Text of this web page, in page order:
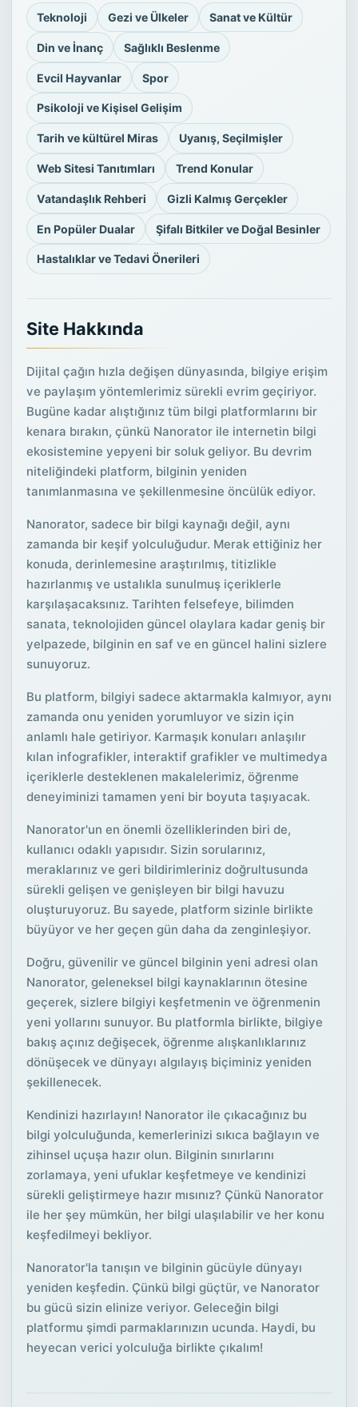
Teknoloji Gezi ve Ülkeler Sanat ve Kültür
Din ve İnanç Sağlıklı Beslenme
Evcil Hayvanlar Spor
Psikoloji ve Kişisel Gelişim
Tarih ve kültürel Miras Uyanış, Seçilmişler
Web Sitesi Tanıtımları Trend Konular
Vatandaşlık Rehberi Gizli Kalmış Gerçekler
En Popüler Dualar Şifalı Bitkiler ve Doğal Besinler
Hastalıklar ve Tedavi Önerileri
Site Hakkında
Dijital çağın hızla değişen dünyasında, bilgiye erişim
ve paylaşım yöntemlerimiz sürekli evrim geçiriyor.
Bugüne kadar alıştığınız tüm bilgi platformlarını bir
kenara bırakın, çünkü Nanorator ile internetin bilgi
ekosistemine yepyeni bir soluk geliyor. Bu devrim
niteliğindeki platform, bilginin yeniden
tanımlanmasına ve şekillenmesine öncülük ediyor.
Nanorator, sadece bir bilgi kaynağı değil, aynı
zamanda bir keşif yolculuğudur. Merak ettiğiniz her
konuda, derinlemesine araştırılmış, titizlikle
hazırlanmış ve ustalıkla sunulmuş içeriklerle
karşılaşacaksınız. Tarihten felsefeye, bilimden
sanata, teknolojiden güncel olaylara kadar geniş bir
yelpazede, bilginin en saf ve en güncel halini sizlere
sunuyoruz.
Bu platform, bilgiyi sadece aktarmakla kalmıyor, aynı
zamanda onu yeniden yorumluyor ve sizin için
anlamlı hale getiriyor. Karmaşık konuları anlaşılır
kılan infografikler, interaktif grafikler ve multimedya
içeriklerle desteklenen makalelerimiz, öğrenme
deneyiminizi tamamen yeni bir boyuta taşıyacak.
Nanorator'un en önemli özelliklerinden biri de,
kullanıcı odaklı yapısıdır. Sizin sorularınız,
meraklarınız ve geri bildirimleriniz doğrultusunda
sürekli gelişen ve genişleyen bir bilgi havuzu
oluşturuyoruz. Bu sayede, platform sizinle birlikte
büyüyor ve her geçen gün daha da zenginleşiyor.
Doğru, güvenilir ve güncel bilginin yeni adresi olan
Nanorator, geleneksel bilgi kaynaklarının ötesine
geçerek, sizlere bilgiyi keşfetmenin ve öğrenmenin
yeni yollarını sunuyor. Bu platformla birlikte, bilgiye
bakış açınız değişecek, öğrenme alışkanlıklarınız
dönüşecek ve dünyayı algılayış biçiminiz yeniden
şekillenecek.
Kendinizi hazırlayın! Nanorator ile çıkacağınız bu
bilgi yolculuğunda, kemerlerinizi sıkıca bağlayın ve
zihinsel uçuşa hazır olun. Bilginin sınırlarını
zorlamaya, yeni ufuklar keşfetmeye ve kendinizi
sürekli geliştirmeye hazır mısınız? Çünkü Nanorator
ile her şey mümkün, her bilgi ulaşılabilir ve her konu
keşfedilmeyi bekliyor.
Nanorator'la tanışın ve bilginin gücüyle dünyayı
yeniden keşfedin. Çünkü bilgi güçtür, ve Nanorator
bu gücü sizin elinize veriyor. Geleceğin bilgi
platformu şimdi parmaklarınızın ucunda. Haydi, bu
heyecan verici yolculuğa birlikte çıkalım!